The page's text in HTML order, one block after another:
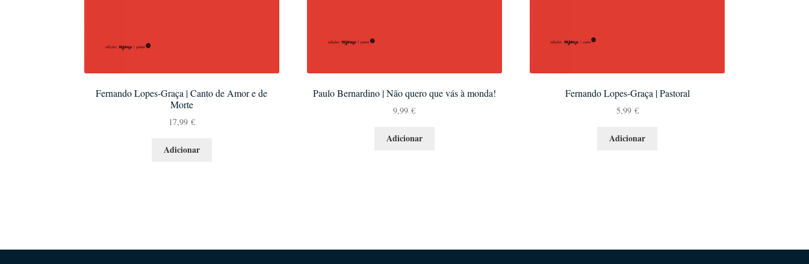
Fernando Lopes-Graça | Canto de Amor e de
Morte
17,99 €
Adicionar
Paulo Bernardino | Não quero que vás à monda!
9,99€
Adicionar
Fernando Lopes-Graça | Pastoral
5,99 €
Adicionar